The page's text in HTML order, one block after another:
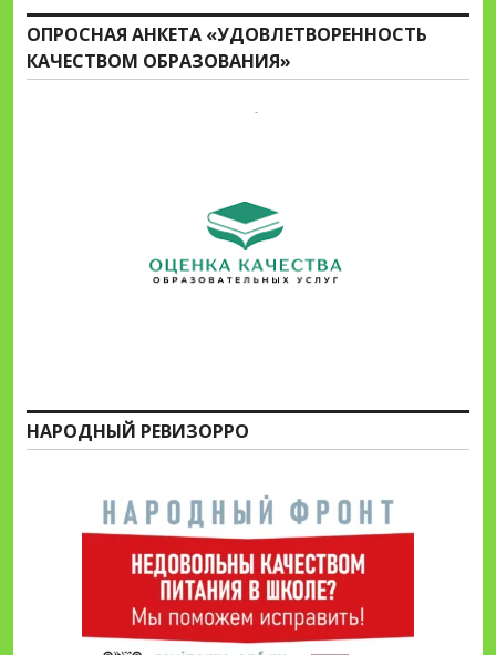
ОПРОСНАЯ АНКЕТА «УДОВЛЕТВОРЕННОСТЬ
КАЧЕСТВОМ ОБРАЗОВАНИЯ»
НАРОДНЫЙ РЕВИЗОРРО